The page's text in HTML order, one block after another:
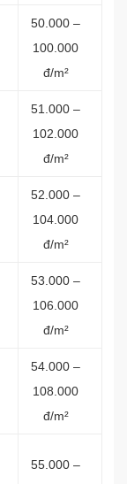
50.000 –
100.000
đ/m²
51.000 –
102.000
đ/m²
52.000 –
104.000
đ/m²
53.000 –
106.000
đ/m²
54.000 –
108.000
đ/m²
55.000 –